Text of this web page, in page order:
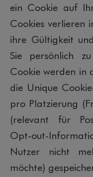
ein Cookie auf
Cookies verlieren
ihre Gültigkeit
Sie persönlich
Cookie werden in
die Unique
pro Platzierung
(relevant für
Opt-out-
Nutzer nicht
möchte)